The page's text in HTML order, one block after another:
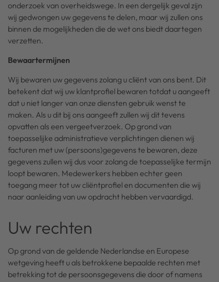
onderzoek van overheidswege. In een dergelijk geval zijn
wij gedwongen uw gegevens te delen, maar wij zullen ons
binnen de mogelijkheden die de wet ons biedt daartegen
verzetten.
Bewaartermijnen
Wij bewaren uw gegevens zolang u cliënt van ons bent. Dit
betekent dat wij uw klantprofiel bewaren totdat u aangeeft
dat u niet langer van onze diensten gebruik wenst te
maken. Als u dit bij ons aangeeft zullen wij dit tevens
opvatten als een vergeetverzoek. Op grond van
toepasselijke administratieve verplichtingen dienen wij
facturen met uw (persoons)gegevens te bewaren, deze
gegevens zullen wij dus voor zolang de toepasselijke termijn
loopt bewaren. Medewerkers hebben echter geen
toegang meer tot uw cliëntprofiel en documenten die wij
naar aanleiding van uw opdracht hebben vervaardigd.
Uw rechten
Op grond van de geldende Nederlandse en Europese
wetgeving heeft u als betrokkene bepaalde rechten met
betrekking tot de persoonsgegevens die door of namens